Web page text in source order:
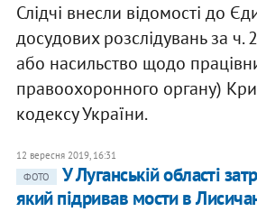
Слідчі внесли відомості до
досудових розслідувань за ч.
або насильство щодо
правоохоронного органу)
кодексу України.
12 вересня 2019, 16:31
ФОТО
У Луганській області
який підривав мости в